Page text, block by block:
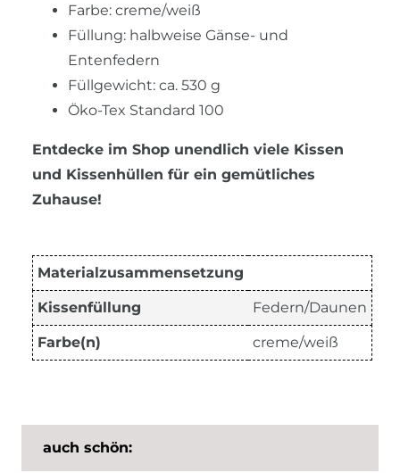
Farbe: creme/weiß
Füllung: halbweise Gänse- und
Entenfedern
Füllgewicht: ca. 530 g
Öko-Tex Standard 100
Entdecke im Shop unendlich viele Kissen
und Kissenhüllen für ein gemütliches
Zuhause!
Materialzusammensetzung
Kissenfüllung Federn/Daunen
Farbe(n) creme/weiß
auch schön: